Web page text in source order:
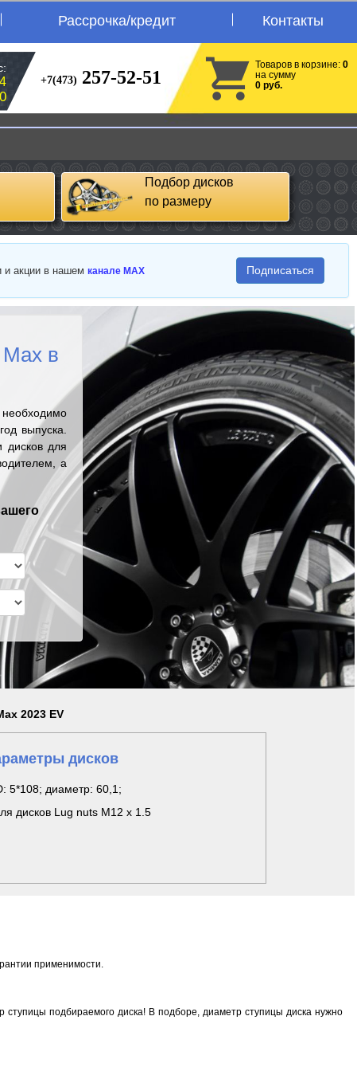
Рассрочка/кредит Контакты
+7(473) 257-52-51
Товаров в корзине: 0
на сумму
0 руб.
Подбор дисков
по размеру
и акции в нашем канале MAX Подписаться
в
выпуска.
для
а
2023 EV
дисков
5*108; диаметр: 60,1;
дисков Lug nuts M12 x 1.5
применимости.
подбираемого диска! В подборе, диаметр ступицы диска нужно